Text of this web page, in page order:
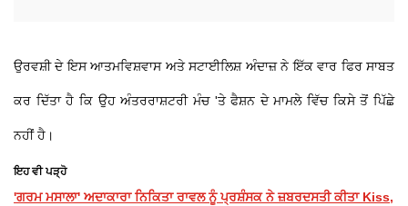
ਉਰਵਸ਼ੀ ਦੇ ਇਸ ਆਤਮਵਿਸ਼ਵਾਸ ਅਤੇ ਸਟਾਈਲਿਸ਼ ਅੰਦਾਜ਼ ਨੇ ਇੱਕ ਵਾਰ ਫਿਰ ਸਾਬਤ
ਕਰ ਦਿੱਤਾ ਹੈ ਕਿ ਉਹ ਅੰਤਰਰਾਸ਼ਟਰੀ ਮੰਚ 'ਤੇ ਫੈਸ਼ਨ ਦੇ ਮਾਮਲੇ ਵਿੱਚ ਕਿਸੇ ਤੋਂ ਪਿੱਛੇ
ਨਹੀਂ ਹੈ।
ਇਹ ਵੀ ਪੜ੍ਹੋ
'ਗਰਮ ਮਸਾਲਾ' ਅਦਾਕਾਰਾ ਨਿਕਿਤਾ ਰਾਵਲ ਨੂੰ ਪ੍ਰਸ਼ੰਸਕ ਨੇ ਜ਼ਬਰਦਸਤੀ ਕੀਤਾ Kiss,